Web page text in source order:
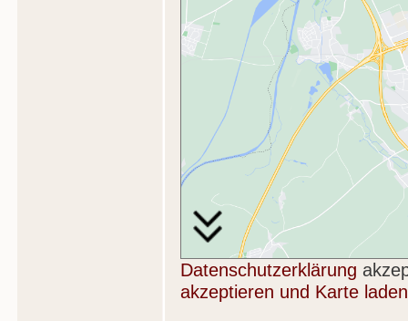
Datenschutzerklärung
akzeptieren und Karte laden